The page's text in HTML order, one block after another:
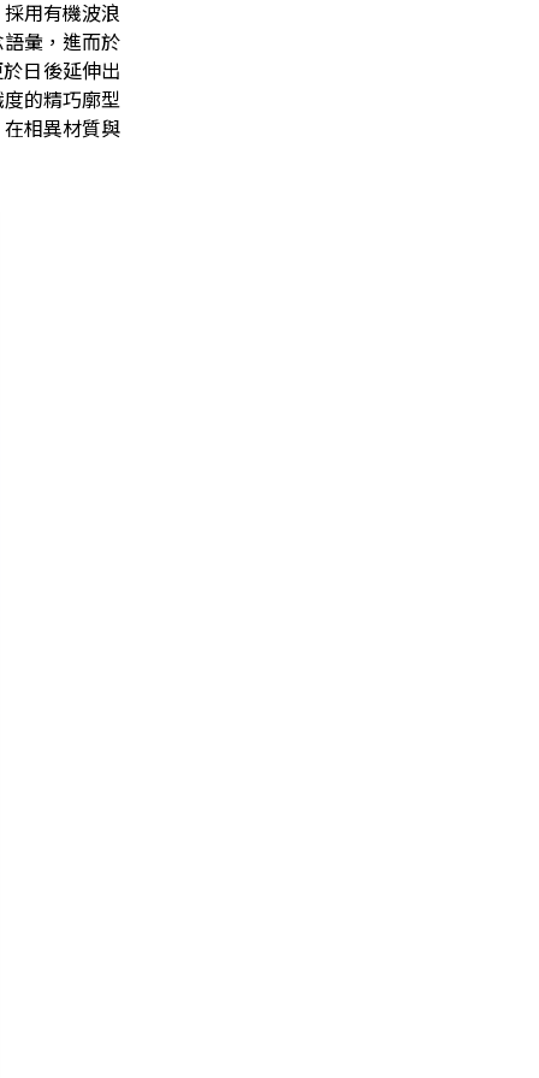
用有機波浪
彙，進而於
日後延伸出
的精巧廓型
相異材質與